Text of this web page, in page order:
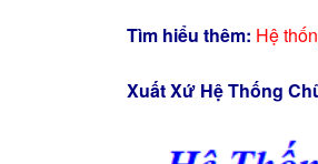
Tìm hiểu thêm: Hệ
Xuất Xứ Hệ Thống